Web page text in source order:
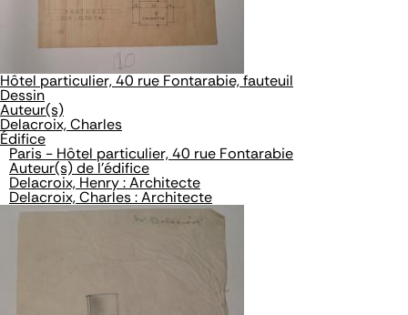
Hôtel particulier, 40 rue Fontarabie, fauteuil
Dessin
Auteur(s)
Delacroix, Charles
Édifice
Paris - Hôtel particulier, 40 rue Fontarabie
Auteur(s) de l'édifice
Delacroix, Henry : Architecte
Delacroix, Charles : Architecte